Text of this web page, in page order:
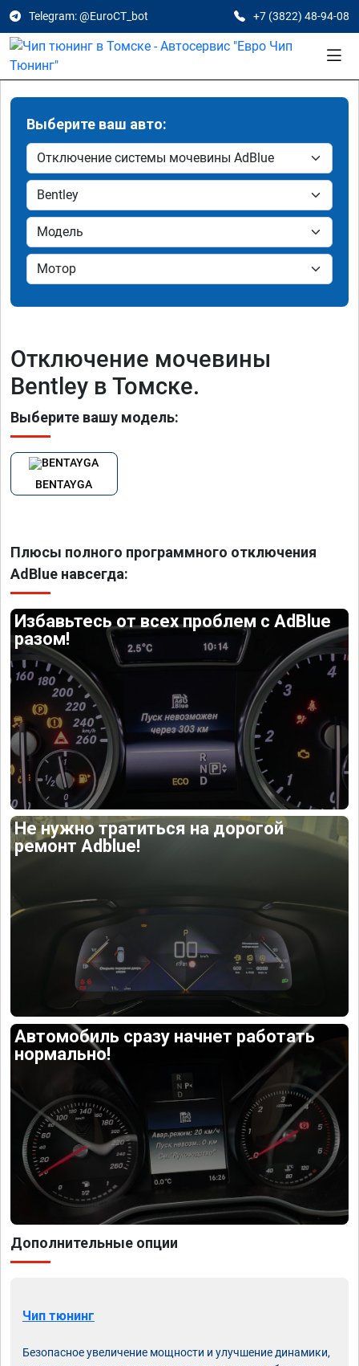
Telegram: @EuroCT_bot +7 (3822) 48-94-08
Выберите ваш авто:
Отключение мочевины
Bentley в Томске.
Выберите вашу модель:
BENTAYGA
Плюсы полного программного отключения
AdBlue навсегда:
Избавьтесь от всех проблем с AdBlue
разом!
Не нужно тратиться на дорогой
ремонт Adblue!
Автомобиль сразу начнет работать
нормально!
Дополнительные опции
Чип тюнинг
Безопасное увеличение мощности и улучшение динамики,